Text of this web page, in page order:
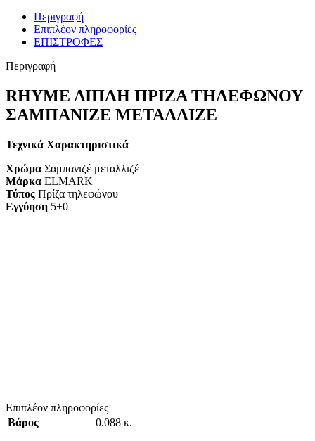
Περιγραφή
Επιπλέον πληροφορίες
ΕΠΙΣΤΡΟΦΕΣ
Περιγραφή
RHYME ΔΙΠΛΗ ΠΡΙΖΑ ΤΗΛΕΦΩΝΟΥ
ΣΑΜΠΑΝΙΖΕ ΜΕΤΑΛΛΙΖΕ
Τεχνικά Χαρακτηριστικά
Χρώμα Σαμπανιζέ μεταλλιζέ
Μάρκα ELMARK
Τύπος Πρίζα τηλεφώνου
Εγγύηση 5+0
Επιπλέον πληροφορίες
Βάρος
0.088 κ.